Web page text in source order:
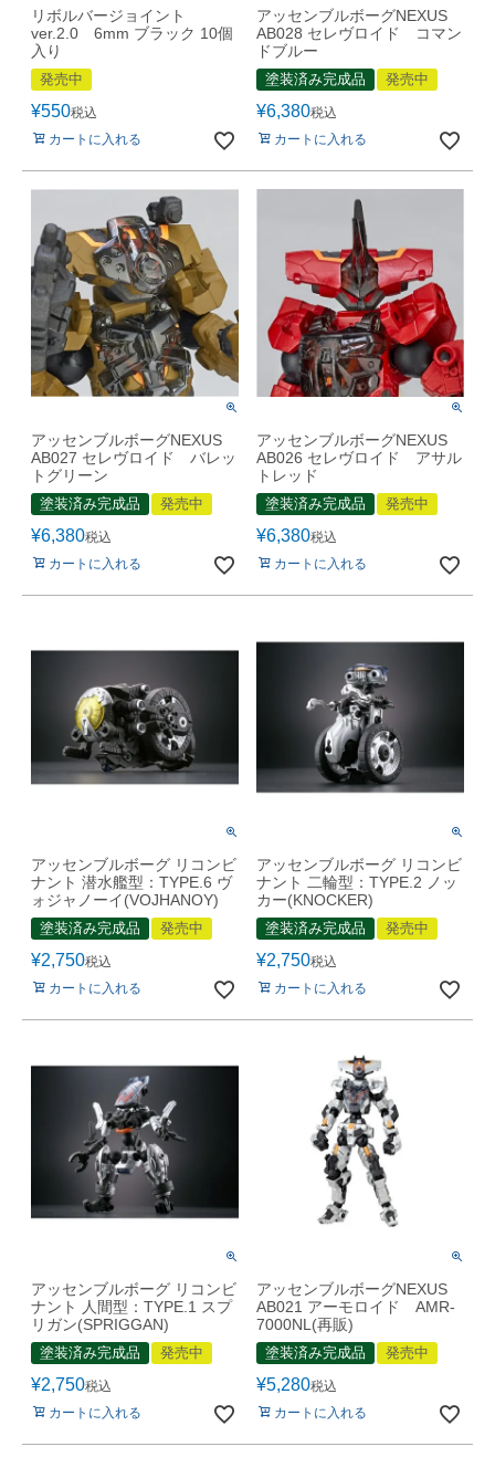
リボルバージョイント
ver.2.0 6mm ブラック 10個
入り
発売中
¥550税込
カートに入れる
アッセンブルボーグNEXUS
AB028 セレヴロイド コマン
ドブルー
塗装済み完成品 発売中
¥6,380税込
カートに入れる
アッセンブルボーグNEXUS
AB027 セレヴロイド バレッ
トグリーン
塗装済み完成品 発売中
¥6,380税込
カートに入れる
アッセンブルボーグNEXUS
AB026 セレヴロイド アサル
トレッド
塗装済み完成品 発売中
¥6,380税込
カートに入れる
アッセンブルボーグ リコンビ
ナント 潜水艦型：TYPE.6 ヴ
ォジャノーイ(VOJHANOY)
塗装済み完成品 発売中
¥2,750税込
カートに入れる
アッセンブルボーグ リコンビ
ナント 二輪型：TYPE.2 ノッ
カー(KNOCKER)
塗装済み完成品 発売中
¥2,750税込
カートに入れる
アッセンブルボーグ リコンビ
ナント 人間型：TYPE.1 スプ
リガン(SPRIGGAN)
塗装済み完成品 発売中
¥2,750税込
カートに入れる
アッセンブルボーグNEXUS
AB021 アーモロイド AMR-
7000NL(再販)
塗装済み完成品 発売中
¥5,280税込
カートに入れる